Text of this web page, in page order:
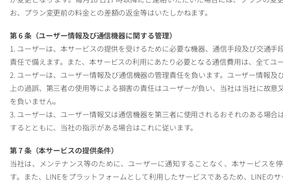
お、プラン変更前の料金との差額の返金等はいたしかねます。
第 6 条（ユーザー情報及び通信機器に関する管理）
1. ユーザーは、本サービスの提供を受けるために必要な機器、通信手段及び交通手
責任で備えます。また、本サービスの利用にあたり必要となる通信費用は、全てユ
2. ユーザーは、ユーザー情報及び通信機器の管理責任を負います。ユーザー情報及
上の過誤、第三者の使用等による損害の責任はユーザーが負い、当社は当社に故意
を負いません。
3. ユーザーは、ユーザー情報又は通信機器を第三者に使用されるおそれのある場合
するとともに、当社の指示がある場合はこれに従います。
第 7 条（本サービスの提供条件）
当社は、メンテナンス等のために、ユーザーに通知することなく、本サービスを
す。また、LINEをプラットフォームとして利用したサービスであるため、LINEの